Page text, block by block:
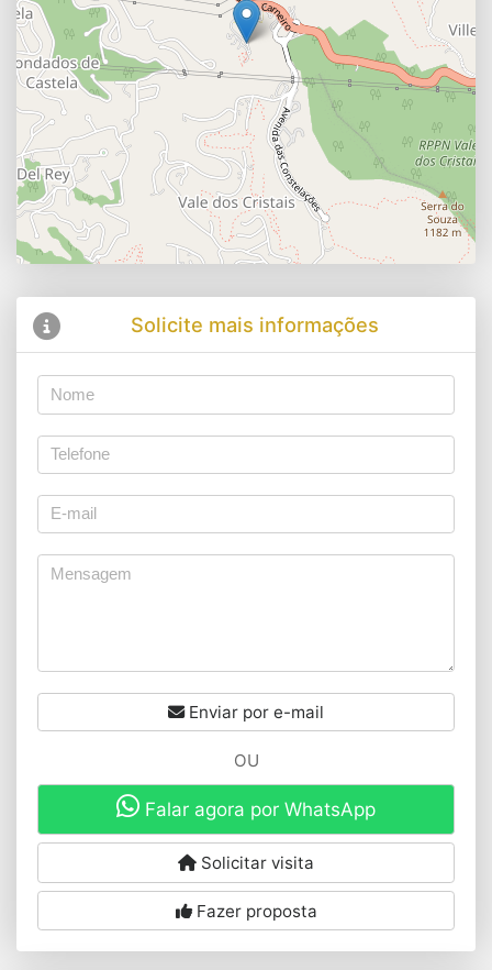
Solicite mais informações
Enviar por e-mail
OU
Falar agora por WhatsApp
Solicitar visita
Fazer proposta